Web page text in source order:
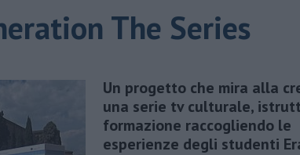
The Series
Un progetto che mira alla
una serie tv culturale,
formazione raccogliendo le
esperienze degli studenti